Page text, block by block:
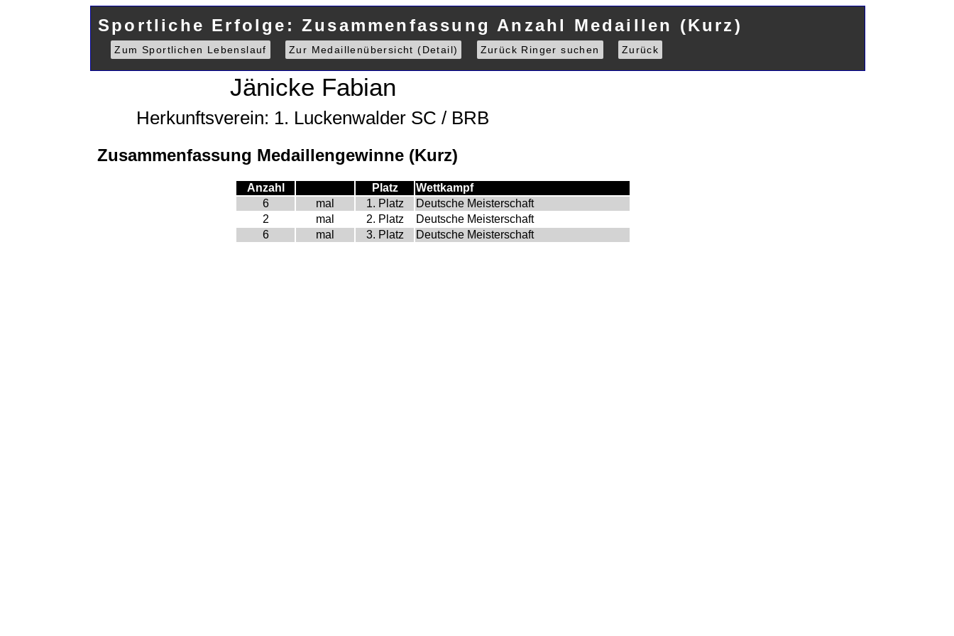
Sportliche Erfolge: Zusammenfassung Anzahl Medaillen (Kurz)
Zum Sportlichen Lebenslauf Zur Medaillenübersicht (Detail) Zurück Ringer suchen Zurück
Jänicke Fabian
Herkunftsverein: 1. Luckenwalder SC / BRB
Zusammenfassung Medaillengewinne (Kurz)
Anzahl Platz
Wettkampf
6
mal 1. Platz
Deutsche Meisterschaft
2
mal 2. Platz
Deutsche Meisterschaft
6
mal 3. Platz Deutsche Meisterschaft